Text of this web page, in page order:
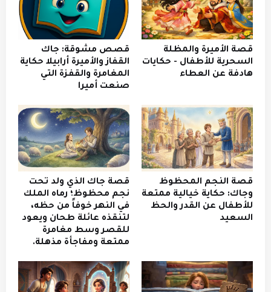
قصة الأميرة والمظلة
السحرية للأطفال - حكايات
هادفة عن العطاء
قصص مشوقة: جاك
القفاز والأميرة أرابيلا حكاية
المغامرة والقفزة التي
صنعت أميرا
قصة النجم المحظوظ
وجاك: حكاية خيالية ممتعة
للأطفال عن القدر والحظ
السعيد
قصة جاك الذي ولد تحت
نجم محظوظ؛ رماه الملك
في النهر خوفاً من حظه،
لتنقذه عائلة طحان ويعود
للقصر وسط مغامرة
ممتعة ومفاجأة مذهلة.